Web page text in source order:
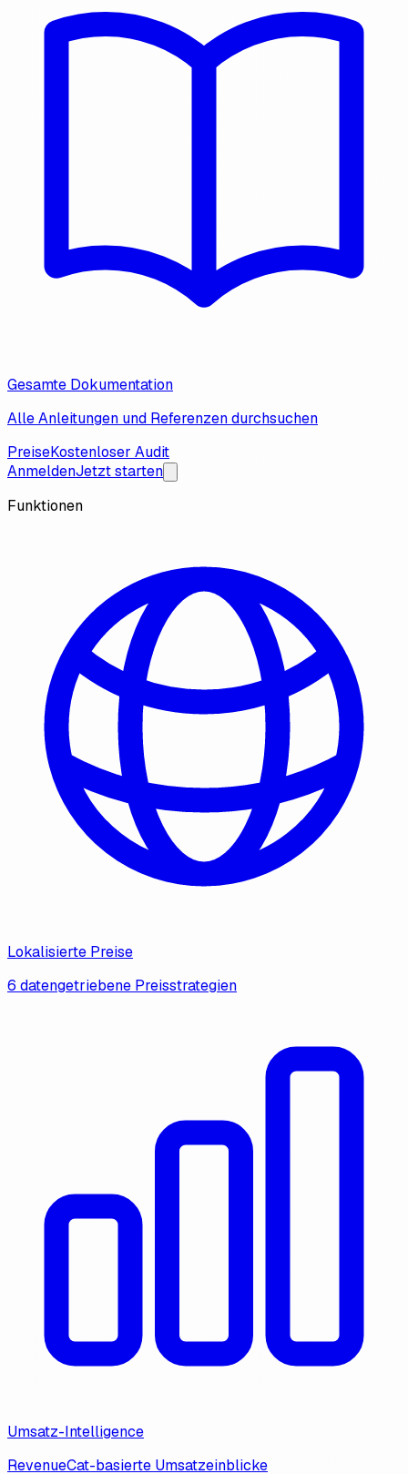
Gesamte Dokumentation
Alle Anleitungen und Referenzen durchsuchen
PreiseKostenloser Audit
AnmeldenJetzt starten
Funktionen
Lokalisierte Preise
6 datengetriebene Preisstrategien
Umsatz-Intelligence
RevenueCat-basierte Umsatzeinblicke